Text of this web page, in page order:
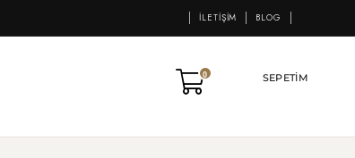
İLETIŞIM BLOG
SEPETIM
0